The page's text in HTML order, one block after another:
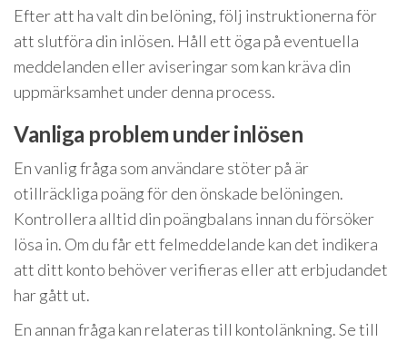
Efter att ha valt din belöning, följ instruktionerna för
att slutföra din inlösen. Håll ett öga på eventuella
meddelanden eller aviseringar som kan kräva din
uppmärksamhet under denna process.
Vanliga problem under inlösen
En vanlig fråga som användare stöter på är
otillräckliga poäng för den önskade belöningen.
Kontrollera alltid din poängbalans innan du försöker
lösa in. Om du får ett felmeddelande kan det indikera
att ditt konto behöver verifieras eller att erbjudandet
har gått ut.
En annan fråga kan relateras till kontolänkning. Se till